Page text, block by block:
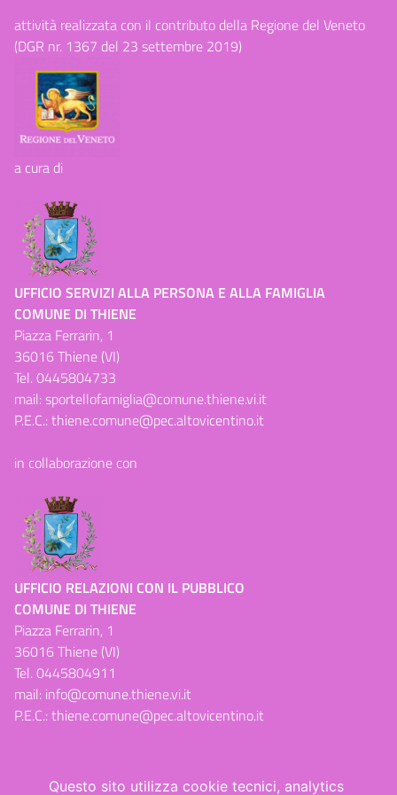
attività realizzata con il contributo della Regione del Veneto
(DGR nr. 1367 del 23 settembre 2019)
a cura di
UFFICIO SERVIZI ALLA PERSONA E ALLA FAMIGLIA
COMUNE DI THIENE
Piazza Ferrarin, 1
36016 Thiene (VI)
Tel.0445804733
mail:sportellofamiglia@comune.thiene.vi.it
P.E.C.:thiene.comune@pec.altovicentino.it
in collaborazione con
UFFICIO RELAZIONI CON IL PUBBLICO
COMUNE DI THIENE
Piazza Ferrarin, 1
36016 Thiene (VI)
Tel.0445804911
mail: info@comune.thiene.vi.it
P.E.C.:thiene.comune@pec.altovicentino.it
Questo sito utilizza cookie tecnici, analytics